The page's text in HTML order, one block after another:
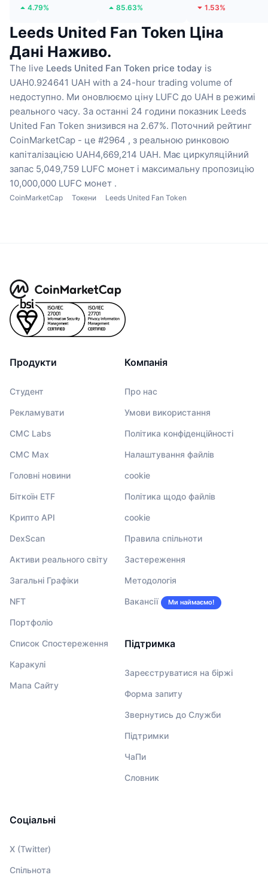
4.79% 85.63% 1.53%
Leeds United Fan Token Ціна
Дані Наживо.
The live Leeds United Fan Token price today is
UAH0.924641 UAH with a 24-hour trading volume of
недоступно. Ми оновлюємо ціну LUFC до UAH в режимі
реального часу. За останні 24 години показник Leeds
United Fan Token знизився на 2.67%. Поточний рейтинг
CoinMarketCap - це #2964 , з реальною ринковою
капіталізацією UAH4,669,214 UAH. Має циркуляційний
запас 5,049,759 LUFC монет і максимальну пропозицію
10,000,000 LUFC монет .
CoinMarketCap Токени Leeds United Fan Token
Продукти
Студент
Рекламувати
CMC Labs
CMC Max
Головні новини
Біткоїн ETF
Крипто API
DexScan
Активи реального світу
Загальні Графіки
NFT
Портфоліо
Список Спостереження
Каракулі
Мапа Сайту
Компанія
Про нас
Умови використання
Політика конфіденційності
Налаштування файлів
cookie
Політика щодо файлів
cookie
Правила спільноти
Застереження
Методологія
Вакансії Ми наймаємо!
Підтримка
Зареєструватися на біржі
Форма запиту
Звернутись до Служби
Підтримки
ЧаПи
Словник
Соціальні
X (Twitter)
Спільнота